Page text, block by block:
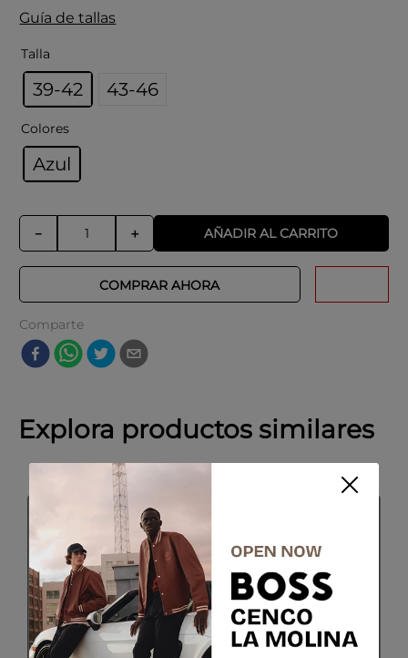
Guía de tallas
Talla
39-42 43-46
Colores
Azul
＋
－ AÑADIR AL CARRITO
COMPRAR AHORA
Comparte
Explora productos similares